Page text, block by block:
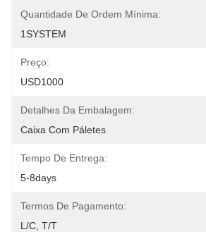
Quantidade De Ordem Mínima:
1SYSTEM
Preço:
USD1000
Detalhes Da Embalagem:
Caixa Com Páletes
Tempo De Entrega:
5-8days
Termos De Pagamento:
L/C, T/T